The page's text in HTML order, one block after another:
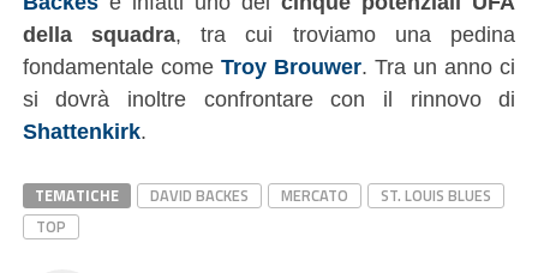
della squadra, tra cui troviamo una pedina
fondamentale come Troy Brouwer. Tra un anno ci
si dovrà inoltre confrontare con il rinnovo di
Shattenkirk.
TEMATICHE DAVID BACKES MERCATO
ST. LOUIS BLUES
TOP